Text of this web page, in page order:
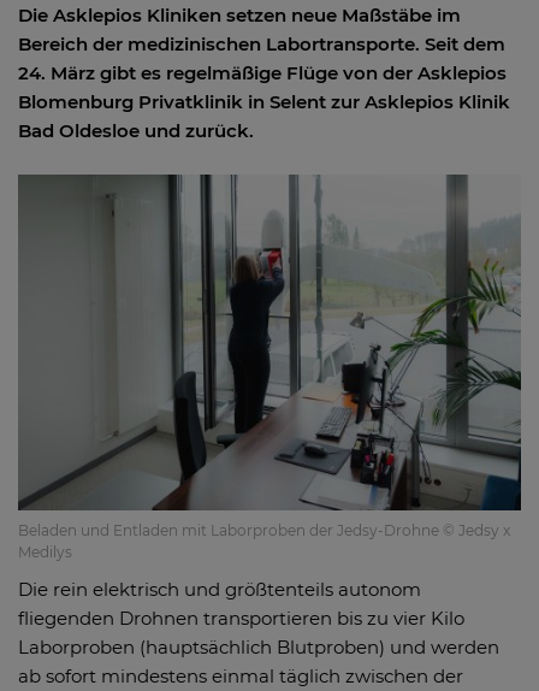
Die Asklepios Kliniken setzen neue Maßstäbe im
Bereich der medizinischen Labortransporte. Seit dem
24. März gibt es regelmäßige Flüge von der Asklepios
Blomenburg Privatklinik in Selent zur Asklepios Klinik
Bad Oldesloe und zurück.
Beladen und Entladen mit Laborproben der Jedsy-Drohne © Jedsy x
Medilys
Die rein elektrisch und größtenteils autonom
fliegenden Drohnen transportieren bis zu vier Kilo
Laborproben (hauptsächlich Blutproben) und werden
ab sofort mindestens einmal täglich zwischen der